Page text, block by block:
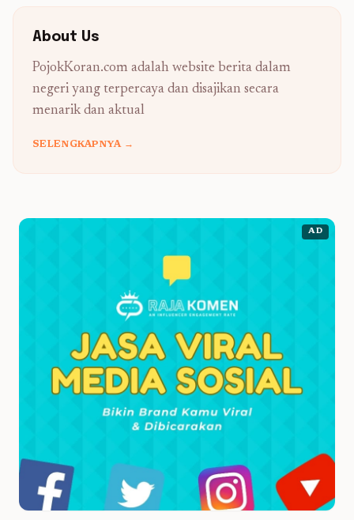
About Us
PojokKoran.com adalah website berita dalam
negeri yang terpercaya dan disajikan secara
menarik dan aktual
SELENGKAPNYA →
AD